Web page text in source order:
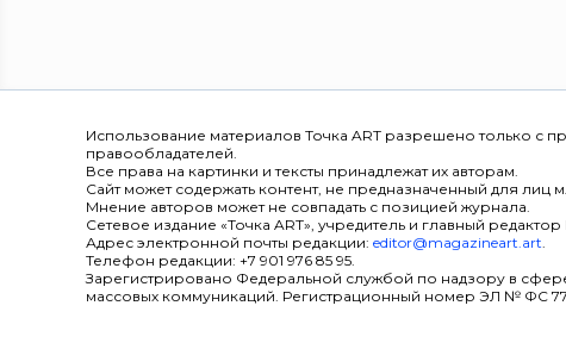
Использование материалов Точка ART разрешено только с
правообладателей.
Все права на картинки и тексты принадлежат их авторам.
Сайт может содержать контент, не предназначенный для лиц
Мнение авторов может не совпадать с позицией журнала.
Сетевое издание «Точка ART», учредитель и главный
Адрес электронной почты редакции: editor@magazineart.art.
Телефон редакции: +7 901 976 85 95.
Зарегистрировано Федеральной службой по надзору в
массовых коммуникаций. Регистрационный номер ЭЛ № ФС 77-